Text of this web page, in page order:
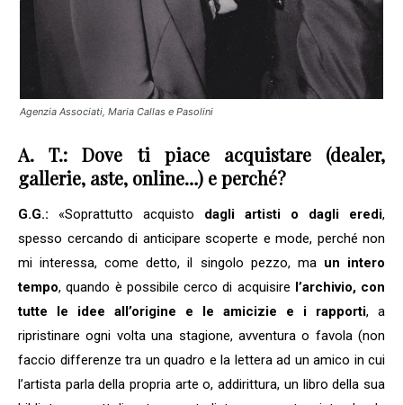
Agenzia Associati, Maria Callas e Pasolini
A. T.: Dove ti piace acquistare (dealer,
gallerie, aste, online…) e perché?
G.G.: «Soprattutto acquisto dagli artisti o dagli eredi,
spesso cercando di anticipare scoperte e mode, perché non
mi interessa, come detto, il singolo pezzo, ma un intero
tempo, quando è possibile cerco di acquisire l’archivio, con
tutte le idee all’origine e le amicizie e i rapporti, a
ripristinare ogni volta una stagione, avventura o favola (non
faccio differenze tra un quadro e la lettera ad un amico in cui
l’artista parla della propria arte o, addirittura, un libro della sua